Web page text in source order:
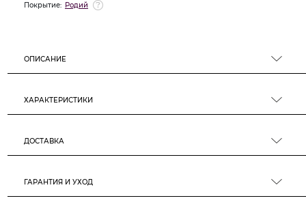
Покрытие: Родий
ОПИСАНИЕ
ХАРАКТЕРИСТИКИ
ДОСТАВКА
ГАРАНТИЯ И УХОД